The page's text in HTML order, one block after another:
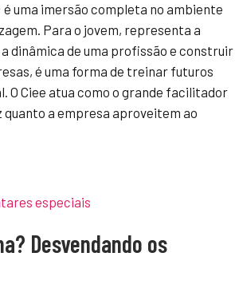
uma imersão completa no ambiente
Para o jovem, representa a
dinâmica de uma profissão e construir
é uma forma de treinar futuros
Ciee atua como o grande facilitador
a empresa aproveitem ao
especiais
Desvendando os